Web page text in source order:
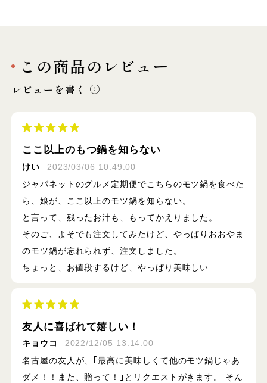
この商品のレビュー
レビューを書く
ここ以上のもつ鍋を知らない
けい
2023/03/06 10:49:00
ジャパネットのグルメ定期便でこちらのモツ鍋を食べた
ら、娘が、ここ以上のモツ鍋を知らない。
と言って、残ったお汁も、もってかえりました。
そのご、よそでも注文してみたけど、やっぱりおおやま
のモツ鍋が忘れられず、注文しました。
ちょっと、お値段するけど、やっぱり美味しい
友人に喜ばれて嬉しい！
キョウコ
2022/12/05 13:14:00
名古屋の友人が、｢最高に美味しくて他のモツ鍋じゃあ
ダメ！！また、贈って！｣とリクエストがきます。 そん